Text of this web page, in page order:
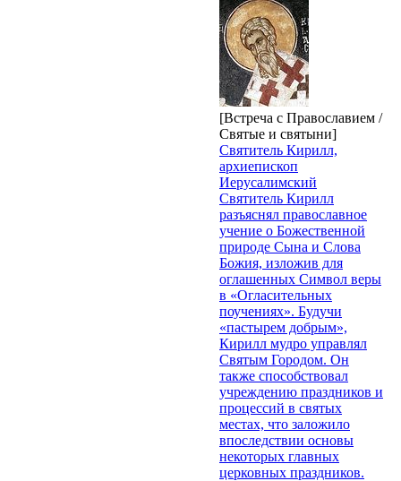
[Встреча с Православием /
Святые и святыни]
Святитель Кирилл,
архиепископ
Иерусалимский
Святитель Кирилл
разъяснял православное
учение о Божественной
природе Сына и Слова
Божия, изложив для
оглашенных Символ веры
в «Огласительных
поучениях». Будучи
«пастырем добрым»,
Кирилл мудро управлял
Святым Городом. Он
также способствовал
учреждению праздников и
процессий в святых
местах, что заложило
впоследствии основы
некоторых главных
церковных праздников.